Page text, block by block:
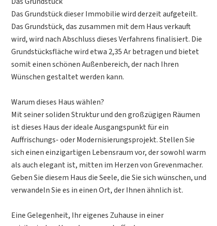
Das Grundstück dieser Immobilie wird derzeit aufgeteilt.
Das Grundstück, das zusammen mit dem Haus verkauft
wird, wird nach Abschluss dieses Verfahrens finalisiert. Die
Grundstücksfläche wird etwa 2,35 Ar betragen und bietet
somit einen schönen Außenbereich, der nach Ihren
Wünschen gestaltet werden kann.
Warum dieses Haus wählen?
Mit seiner soliden Struktur und den großzügigen Räumen
ist dieses Haus der ideale Ausgangspunkt für ein
Auffrischungs- oder Modernisierungsprojekt. Stellen Sie
sich einen einzigartigen Lebensraum vor, der sowohl warm
als auch elegant ist, mitten im Herzen von Grevenmacher.
Geben Sie diesem Haus die Seele, die Sie sich wünschen, und
verwandeln Sie es in einen Ort, der Ihnen ähnlich ist.
Eine Gelegenheit, Ihr eigenes Zuhause in einer